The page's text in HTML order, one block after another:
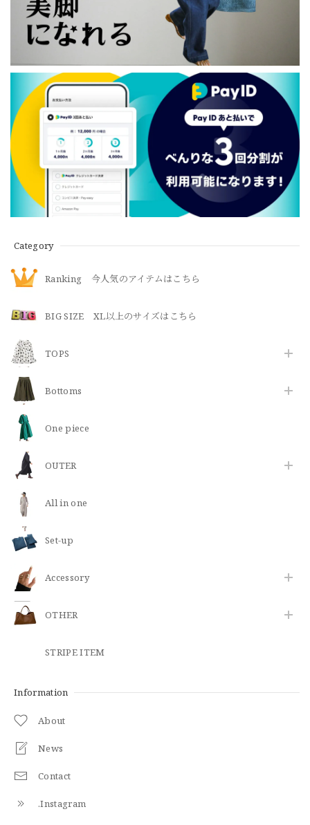
Category
Ranking 今人気のアイテムはこちら
BIG SIZE XL以上のサイズはこちら
TOPS
Bottoms
One piece
OUTER
All in one
Set-up
​Accessory
OTHER
STRIPE ITEM
Information
About
News
Contact
.Instagram